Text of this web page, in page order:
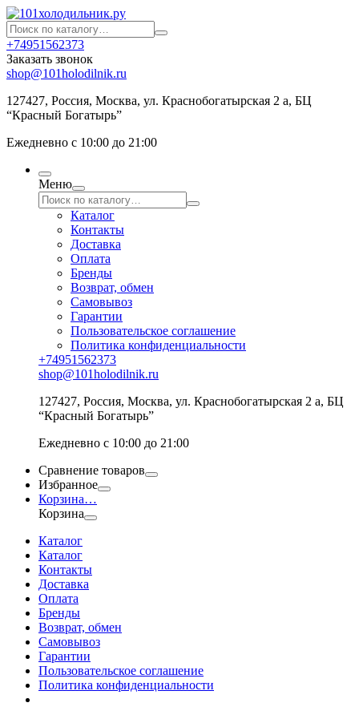
+74951562373
Заказать звонок
shop@101holodilnik.ru
127427, Россия, Москва, ул. Краснобогатырская 2 а, БЦ
“Красный Богатырь”
Ежедневно с 10:00 до 21:00
Меню
Каталог
Контакты
Доставка
Оплата
Бренды
Возврат, обмен
Самовывоз
Гарантии
Пользовательское соглашение
Политика конфиденциальности
+74951562373
shop@101holodilnik.ru
127427, Россия, Москва, ул. Краснобогатырская 2 а, БЦ
“Красный Богатырь”
Ежедневно с 10:00 до 21:00
Сравнение товаров
Избранное
Корзина…
Корзина
Каталог
Каталог
Контакты
Доставка
Оплата
Бренды
Возврат, обмен
Самовывоз
Гарантии
Пользовательское соглашение
Политика конфиденциальности